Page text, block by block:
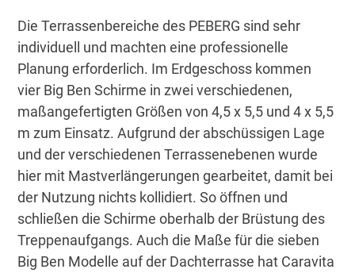
Die Terrassenbereiche des PEBERG sind sehr
individuell und machten eine professionelle
Planung erforderlich. Im Erdgeschoss kommen
vier Big Ben Schirme in zwei verschiedenen,
maßangefertigten Größen von 4,5 x 5,5 und 4 x 5,5
m zum Einsatz. Aufgrund der abschüssigen Lage
und der verschiedenen Terrassenebenen wurde
hier mit Mastverlängerungen gearbeitet, damit bei
der Nutzung nichts kollidiert. So öffnen und
schließen die Schirme oberhalb der Brüstung des
Treppenaufgangs. Auch die Maße für die sieben
Big Ben Modelle auf der Dachterrasse hat Caravita